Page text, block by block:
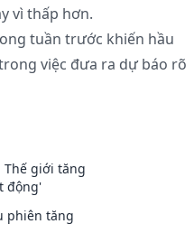
vì thấp hơn.
tuần trước khiến hầu
việc đưa ra dự báo rõ
Thế giới tăng
động'
phiên tăng